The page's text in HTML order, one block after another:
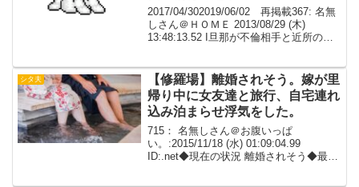
乳児
2017/04/302019/06/02 再掲載367: 名無
しさん＠ＨＯＭＥ 2013/08/29 (木)
13:48:13.52 I旦那が不倫相手と近所のホ
シタ夫
【修羅場】離婚されそう。嫁が里
帰り中に女友達と旅行、自宅連れ
込み泊まらせ浮気をした。
715： 名無しさん＠お腹いっぱ
い。:2015/11/18 (水) 01:09:04.99
ID:.net◆現在の状況 離婚されそう◆最終